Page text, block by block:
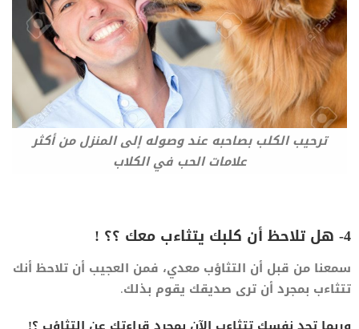
ترحيب الكلب بصاحبه عند وصوله إلى المنزل من أكثر
علامات الحب في الكلاب
4- هل تلاحظ أن كلبك يتثاءب معك ؟؟ !
سمعنا من قبل أن التثاؤب معدي، فمن العجيب أن تلاحظ أنك
تتثاءب بمجرد أن ترى صديقك يقوم بذلك.